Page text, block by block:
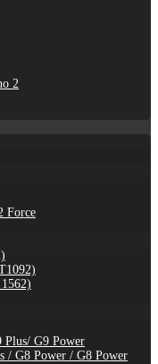
2
Force
Plus/ G9 Power
/ G8 Power / G8 Power